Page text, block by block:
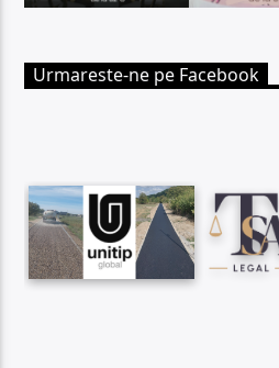
Urmareste-ne pe Facebook